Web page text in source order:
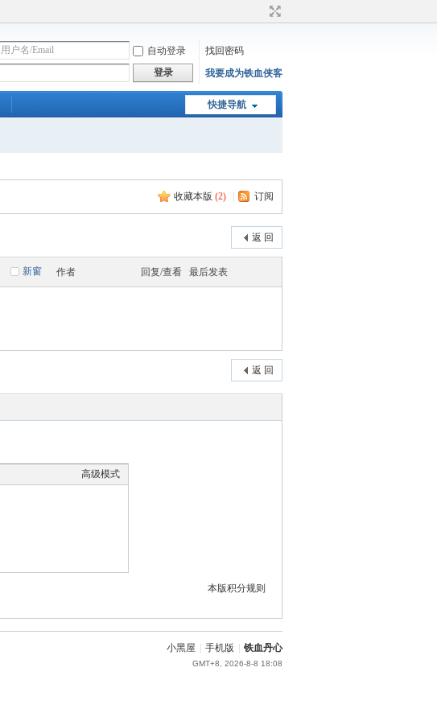
自动登录
找回密码
登录 我要成为铁血侠客
快捷导航
收藏本版 (2) 订阅
返 回
新窗 作者 回复/查看 最后发表
返 回
高级模式
本版积分规则
小黑屋 手机版 铁血丹心
GMT+8, 2026-8-8 18:08